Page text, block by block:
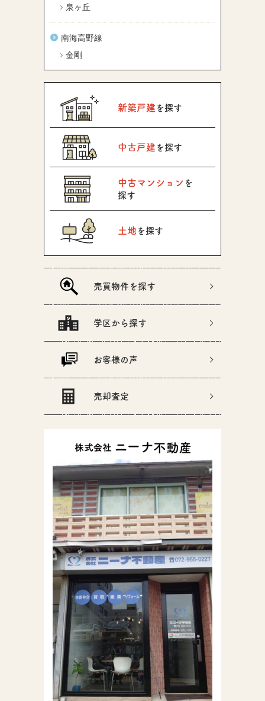
泉ヶ丘
南海高野線
金剛
新築戸建 を探す
中古戸建 を探す
中古マンション を
探す
土地 を探す
売買物件を探す
学区から探す
お客様の声
売却査定
株式会社ニーナ不動
産